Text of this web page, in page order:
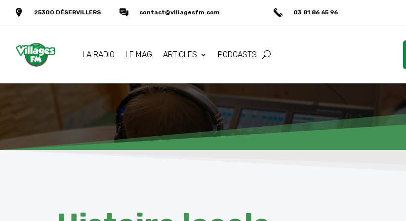
25300 DÉSERVILLERS contact@villagesfm.com 03 81 86 65 96
LA RADIO LE MAG ARTICLES PODCASTS